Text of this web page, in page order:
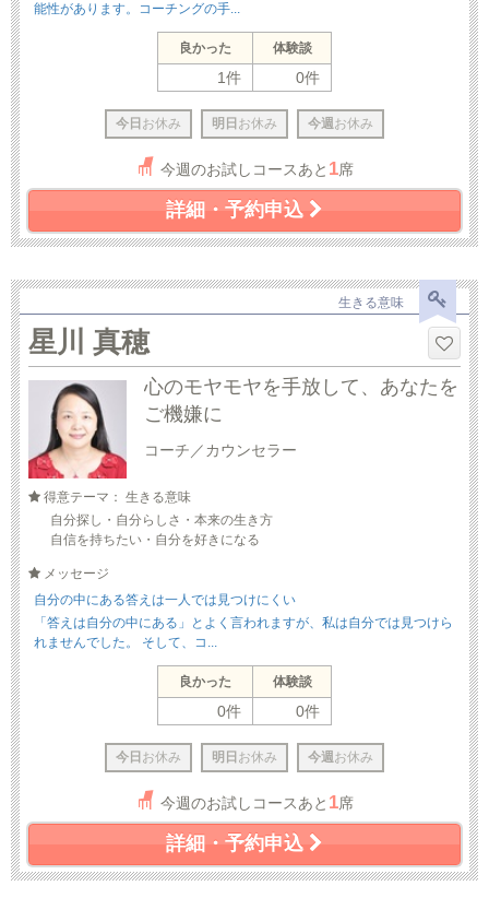
能性があります。コーチングの手...
良かった 体験談
1件 0件
今日 お休み 明日 お休み 今週 お休み
今週のお試しコースあと 1席
詳細・予約申込
生きる意味
星川 真穂
心のモヤモヤを手放して、あなたを
ご機嫌に
コーチ／カウンセラー
得意テーマ： 生きる意味
自分探し・自分らしさ・本来の生き方
自信を持ちたい・自分を好きになる
メッセージ
自分の中にある答えは一人では見つけにくい
「答えは自分の中にある」とよく言われますが、私は自分では見つけら
れませんでした。 そして、コ...
良かった 体験談
0件 0件
今日 お休み 明日 お休み 今週 お休み
今週のお試しコースあと 1席
詳細・予約申込